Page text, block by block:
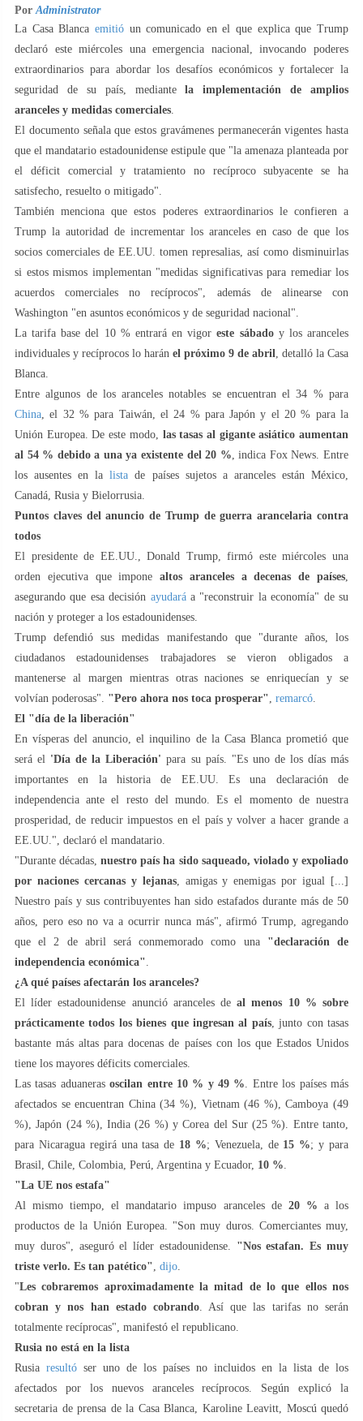
Por Administrator
La Casa Blanca emitióun comunicado en el que explica que Trump
declaró este miércoles una emergencia nacional, invocando poderes
extraordinarios para abordar los desafíos económicos y fortalecer la
seguridad de su país, mediantela implementación de amplios
aranceles y medidas comerciales
El documento señala que estos gravámenes permanecerán vigentes hasta
que el mandatario estadounidense estipule que "la amenaza planteada por
el déficit comercial y tratamiento no recíproco subyacente se ha
satisfecho, resuelto o mitigado".
También menciona que estos poderes extraordinarios le confieren a
Trump la autoridad de incrementar los aranceles en caso de que los
socios comerciales de EE.UU. tomen represalias, así como disminuirlas
si estos mismos implementan "medidas significativas para remediar los
acuerdos comerciales no recíprocos", además de alinearse con
Washington "en asuntos económicos y de seguridad nacional".
La tarifa base del 10 % entrará en vigoreste sábadoy los aranceles
individuales y recíprocos lo harán el próximo 9 de abril
, detalló la Casa
Blanca.
Entre algunos de los aranceles notables se encuentran el 34 % para
China , el 32 % para Taiwán, el 24 % para Japón y el 20 % para la
Unión Europea. De este modo, las tasas al gigante asiático aumentan
al 54 % debido a una ya existente del 20 % , indica Fox News. Entre
los ausentes en lalista de países sujetos a aranceles están México,
Canadá, Rusia y Bielorrusia.
Puntos claves del anuncio de Trump de guerra arancelaria contra
todos
El presidente de EE.UU., Donald Trump, firmó este miércoles una
orden ejecutiva que imponealtos aranceles a decenas de países
asegurando que esa decisión ayudaráa "reconstruir la economía" de su
nación y proteger a los estadounidenses.
Trump defendió sus medidas manifestando que "durante años, los
ciudadanos estadounidenses trabajadores se vieron obligados a
mantenerse al margen mientras otras naciones se enriquecían y se
volvían poderosas". "Pero ahora nos toca prosperar" remarcó
El "día de la liberación"
En vísperas del anuncio, el inquilino de la Casa Blanca prometió que
será el 'Día de la Liberación' para su país. "Es uno de los días más
importantes en la historia de EE.UU. Es una declaración de
independencia ante el resto del mundo. Es el momento de nuestra
prosperidad, de reducir impuestos en el país y volver a hacer grande a
EE.UU.", declaró el mandatario.
"Durante décadas,nuestro país ha sido saqueado, violado y expoliado
por naciones cercanas y lejanas, amigas y enemigas por igual [...]
Nuestro país y sus contribuyentes han sido estafados durante más de 50
años, pero eso no va a ocurrir nunca más", afirmó Trump, agregando
que el 2 de abril será conmemorado como una "declaración de
independencia económica"
¿A qué países afectarán los aranceles?
El líder estadounidense anunció aranceles deal menos 10 % sobre
prácticamente todos los bienes que ingresan al país, junto con tasas
bastante más altas para docenas de países con los que Estados Unidos
tiene los mayores déficits comerciales.
Las tasas aduanerasoscilan entre 10 % y 49 % . Entre los países más
afectados se encuentran China (34 %), Vietnam (46 %), Camboya (49
%), Japón (24 %), India (26 %) y Corea del Sur (25 %). Entre tanto,
para Nicaragua regirá una tasa de 18 %; Venezuela, de15 %; y para
Brasil, Chile, Colombia, Perú, Argentina y Ecuador, 10 %
"La UE nos estafa"
Al mismo tiempo, el mandatario impuso aranceles de 20 % a los
productos de la Unión Europea. "Son muy duros. Comerciantes muy,
muy duros", aseguró el líder estadounidense. "Nos estafan. Es muy
triste verlo. Es tan patético" dijo
"Les cobraremos aproximadamente la mitad de lo que ellos nos
cobran y nos han estado cobrando. Así que las tarifas no serán
totalmente recíprocas", manifestó el republicano.
Rusia no está en la lista
Rusia resultó ser uno de los países no incluidos en la lista de los
afectados por los nuevos aranceles recíprocos. Según explicó la
secretaria de prensa de la Casa Blanca, Karoline Leavitt, Moscú quedó